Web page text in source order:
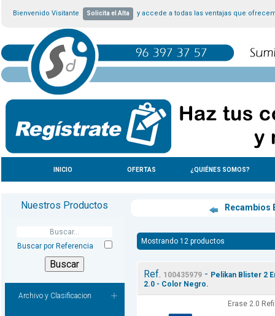
Bienvenido Visitante Solicita el Alta y accede a todas las ventajas que
INICIO OFERTAS ¿QUIÉNES SOMOS?
Nuestros Productos
Buscar por Referencia
Archivo y Clasificacion
Mostrando 12 productos
Ref. 100435979- Pelikan Blister 2
2.0 - Color Negro.
Erase 2.0